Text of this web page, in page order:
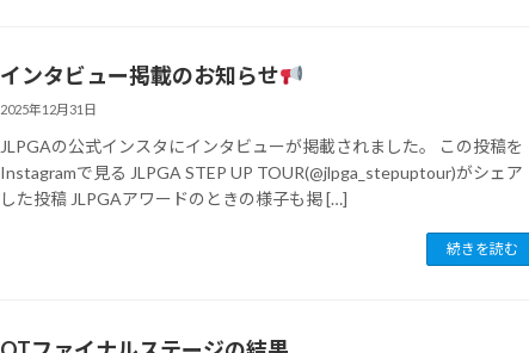
インタビュー掲載のお知らせ
2025年12月31日
JLPGAの公式インスタにインタビューが掲載されました。 この投稿を
Instagramで見る JLPGA STEP UP TOUR(@jlpga_stepuptour)がシェア
した投稿 JLPGAアワードのときの様子も掲 […]
続きを読む